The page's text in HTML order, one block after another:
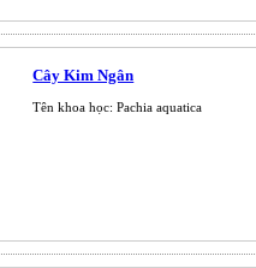
Cây Kim Ngân
Tên khoa học: Pachia aquatica